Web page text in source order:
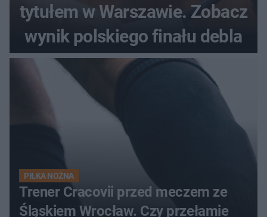
tytułem w Warszawie. Zobacz
wynik polskiego finału debla
PIŁKA NOŻNA
Trener Cracovii przed meczem ze
Śląskiem Wrocław. Czy przełamie